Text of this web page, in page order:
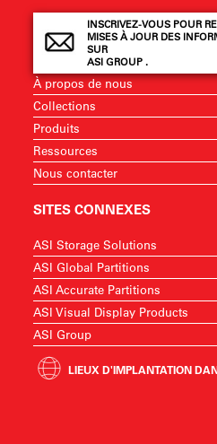
INSCRIVEZ-VOUS POUR
MISES À JOUR DES
SUR
ASI GROUP .
À propos de nous
Collections
Produits
Ressources
Nous contacter
SITES CONNEXES
ASI Storage Solutions
ASI Global Partitions
ASI Accurate Partitions
ASI Visual Display Products
ASI Group
LIEUX D'IMPLANTATION